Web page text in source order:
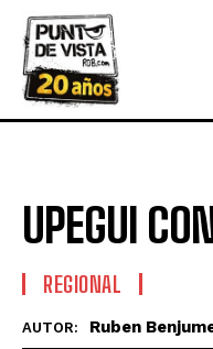
UPEGUI
REGIONAL
AUTOR: Ruben